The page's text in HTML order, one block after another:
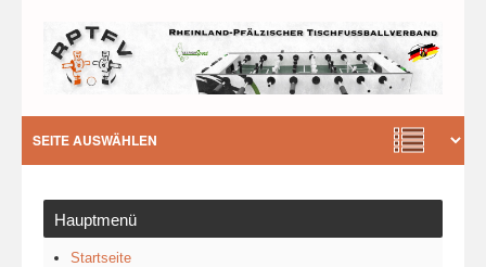
Hauptmenü
Startseite